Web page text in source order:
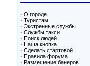
· О городе
· Туристам
· Экстренные службы
· Службы такси
· Поиск людей
· Наша кнопка
· Сделать стартовой
· Правила форума
· Размещение банеров